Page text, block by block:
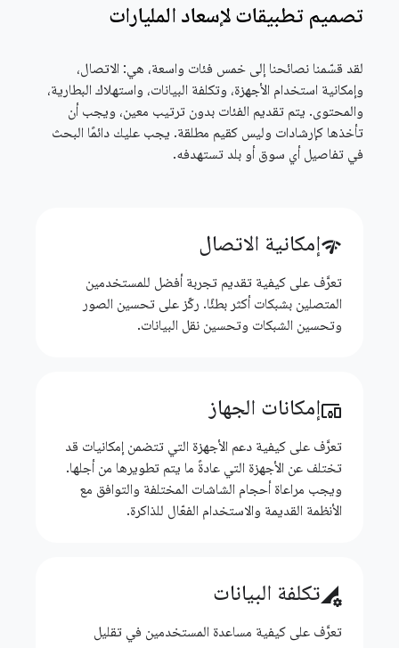
تصميم تطبيقات لإسعاد المليارات
لقد قسّمنا نصائحنا إلى خمس فئات واسعة، هي: الاتصال،
وإمكانية استخدام الأجهزة، وتكلفة البيانات، واستهلاك البطارية،
والمحتوى. يتم تقديم الفئات بدون ترتيب معين، ويجب أن
تأخذها كإرشادات وليس كقيم مطلقة. يجب عليك دائمًا البحث
في تفاصيل أي سوق أو بلد تستهدفه.
network_checkإمكانية الاتصال
تعرَّف على كيفية تقديم تجربة أفضل للمستخدمين
المتصلين بشبكات أكثر بطئًا. ركّز على تحسين الصور
وتحسين الشبكات وتحسين نقل البيانات.
devices_otherإمكانات الجهاز
تعرَّف على كيفية دعم الأجهزة التي تتضمن إمكانيات قد
تختلف عن الأجهزة التي عادةً ما يتم تطويرها من أجلها.
ويجب مراعاة أحجام الشاشات المختلفة والتوافق مع
الأنظمة القديمة والاستخدام الفعّال للذاكرة.
perm_data_settingتكلفة البيانات
تعرَّف على كيفية مساعدة المستخدمين في تقليل